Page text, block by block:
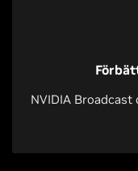
NVIDIA